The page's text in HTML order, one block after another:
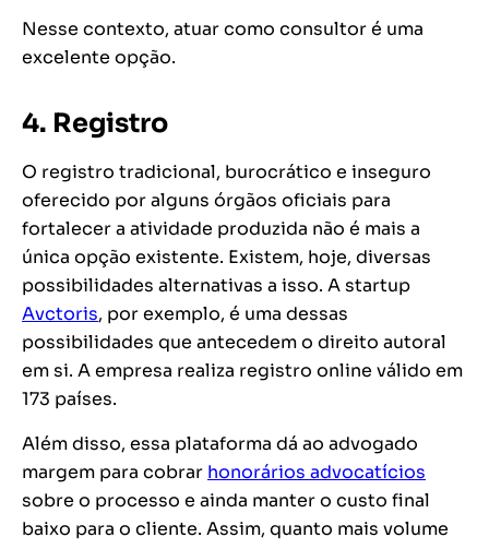
Nesse contexto, atuar como consultor é uma
excelente opção.
4. Registro
O registro tradicional, burocrático e inseguro
oferecido por alguns órgãos oficiais para
fortalecer a atividade produzida não é mais a
única opção existente. Existem, hoje, diversas
possibilidades alternativas a isso. A startup
Avctoris, por exemplo, é uma dessas
possibilidades que antecedem o direito autoral
em si. A empresa realiza registro online válido em
173 países.
Além disso, essa plataforma dá ao advogado
margem para cobrar honorários advocatícios
sobre o processo e ainda manter o custo final
baixo para o cliente. Assim, quanto mais volume